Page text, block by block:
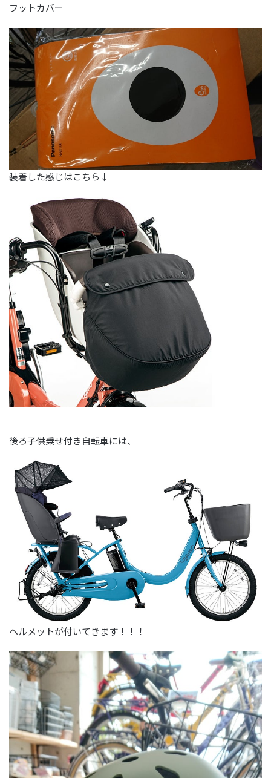
フットカバー
装着した感じはこちら↓
後ろ子供乗せ付き自転車には、
ヘルメットが付いてきます！！！